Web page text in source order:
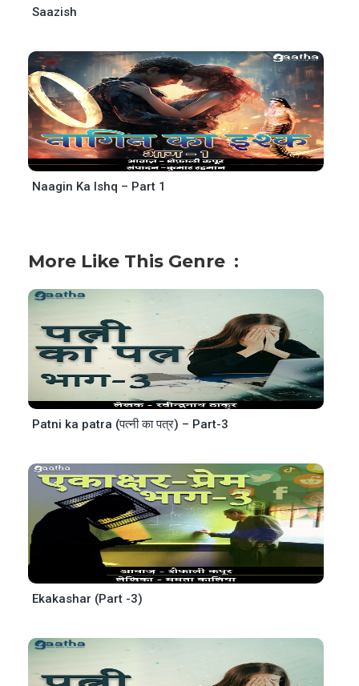
Saazish
Naagin Ka Ishq – Part 1
More Like This Genre
Patni ka patra (पत्नी का पत्र) – Part-3
Ekakashar (Part -3)